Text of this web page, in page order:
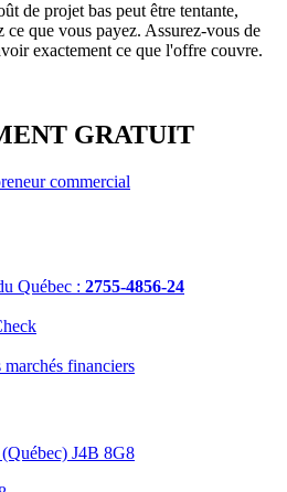
de projet bas peut être tentante,
ce que vous payez. Assurez-vous de
exactement ce que l'offre couvre.
GRATUIT
commercial
Québec : 2755-4856-24
financiers
J4B 8G8